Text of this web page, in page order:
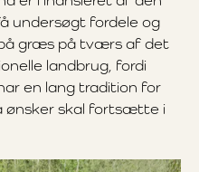
undersøgt fordele og
græs på tværs af det
landbrug, fordi
en lang tradition for
ønsker skal fortsætte i